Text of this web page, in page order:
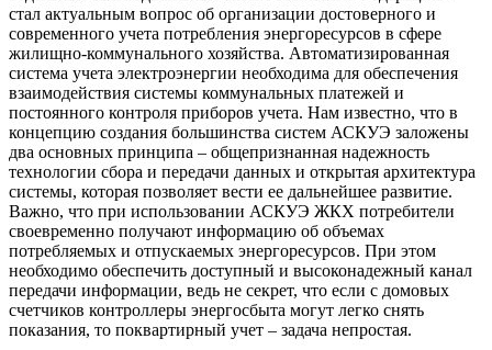
стал актуальным вопрос об организации достоверного и
современного учета потребления энергоресурсов в сфере
жилищно-коммунального хозяйства. Автоматизированная
система учета электроэнергии необходима для обеспечения
взаимодействия системы коммунальных платежей и
постоянного контроля приборов учета. Нам известно, что в
концепцию создания большинства систем АСКУЭ заложены
два основных принципа – общепризнанная надежность
технологии сбора и передачи данных и открытая архитектура
системы, которая позволяет вести ее дальнейшее развитие.
Важно, что при использовании АСКУЭ ЖКХ потребители
своевременно получают информацию об объемах
потребляемых и отпускаемых энергоресурсов. При этом
необходимо обеспечить доступный и высоконадежный канал
передачи информации, ведь не секрет, что если с домовых
счетчиков контроллеры энергосбыта могут легко снять
показания, то поквартирный учет – задача непростая.